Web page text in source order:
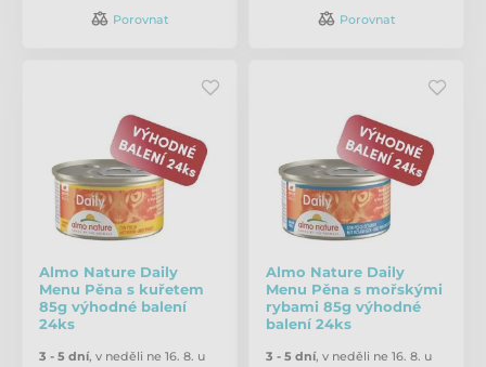
Porovnat Porovnat
Almo Nature Daily
Menu Pěna s kuřetem
85g výhodné balení
24ks
3 - 5 dní, v neděli ne 16. 8. u
Almo Nature Daily
Menu Pěna s mořskými
rybami 85g výhodné
balení 24ks
3 - 5 dní, v neděli ne 16. 8. u